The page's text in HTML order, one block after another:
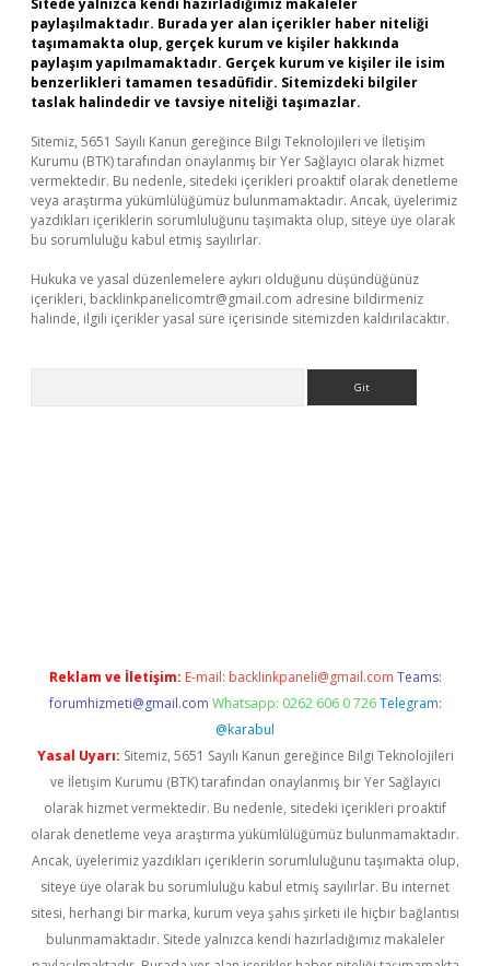
Sitede yalnızca kendi hazırladığımız makaleler
paylaşılmaktadır. Burada yer alan içerikler haber niteliği
taşımamakta olup, gerçek kurum ve kişiler hakkında
paylaşım yapılmamaktadır. Gerçek kurum ve kişiler ile isim
benzerlikleri tamamen tesadüfidir. Sitemizdeki bilgiler
taslak halindedir ve tavsiye niteliği taşımazlar.
Sitemiz, 5651 Sayılı Kanun gereğince Bilgi Teknolojileri ve İletişim
Kurumu (BTK) tarafından onaylanmış bir Yer Sağlayıcı olarak hizmet
vermektedir. Bu nedenle, sitedeki içerikleri proaktif olarak denetleme
veya araştırma yükümlülüğümüz bulunmamaktadır. Ancak, üyelerimiz
yazdıkları içeriklerin sorumluluğunu taşımakta olup, siteye üye olarak
bu sorumluluğu kabul etmiş sayılırlar.
Hukuka ve yasal düzenlemelere aykırı olduğunu düşündüğünüz
içerikleri, backlinkpanelicomtr@gmail.com adresine bildirmeniz
halinde, ilgili içerikler yasal süre içerisinde sitemizden kaldırılacaktır.
Reklam ve İletişim: E-mail: backlinkpaneli@gmail.com Teams:
forumhizmeti@gmail.com Whatsapp: 0262 606 0 726 Telegram:
@karabul
Yasal Uyarı: Sitemiz, 5651 Sayılı Kanun gereğince Bilgi Teknolojileri
ve İletişim Kurumu (BTK) tarafından onaylanmış bir Yer Sağlayıcı
olarak hizmet vermektedir. Bu nedenle, sitedeki içerikleri proaktif
olarak denetleme veya araştırma yükümlülüğümüz bulunmamaktadır.
Ancak, üyelerimiz yazdıkları içeriklerin sorumluluğunu taşımakta olup,
siteye üye olarak bu sorumluluğu kabul etmiş sayılırlar. Bu internet
sitesi, herhangi bir marka, kurum veya şahıs şirketi ile hiçbir bağlantısı
bulunmamaktadır. Sitede yalnızca kendi hazırladığımız makaleler